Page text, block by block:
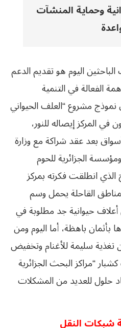
وحماية المنشآت
اليوم هو تقديم الدعم
الفعالة في التنمية
مشروع “العلف الحيواني
في المركز إيصاله للنور،
بعد عقد شراكة مع وزارة
ومؤسسة الجزائرية للحوم
الذي انطلقت فكرته بمركز
القاحلة يحمل وسم
حيوانية جد مطلوبة في
بأثمان باهظة، أما اليوم ومن
سليمة للأغنام وتخفيض
“مراكز البحث الجزائرية
حلول للعديد من المشكلات
شبكات النقل